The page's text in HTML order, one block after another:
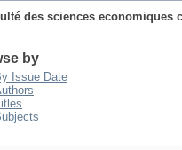
des sciences economiques
by
Issue Date